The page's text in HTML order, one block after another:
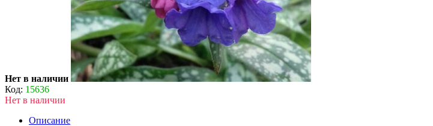
Нет в наличии
Код: 15636
Нет в наличии
Описание